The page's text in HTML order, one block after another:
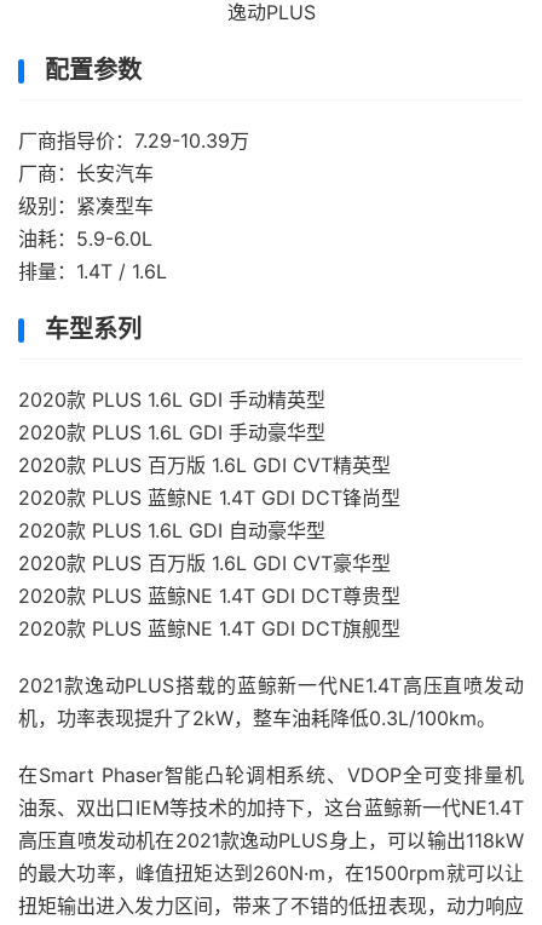
逸动PLUS
配置参数
厂商指导价：7.29-10.39万
厂商：长安汽车
级别：紧凑型车
油耗：5.9-6.0L
排量：1.4T / 1.6L
车型系列
2020款 PLUS 1.6L GDI 手动精英型
2020款 PLUS 1.6L GDI 手动豪华型
2020款 PLUS 百万版 1.6L GDI CVT精英型
2020款 PLUS 蓝鲸NE 1.4T GDI DCT锋尚型
2020款 PLUS 1.6L GDI 自动豪华型
2020款 PLUS 百万版 1.6L GDI CVT豪华型
2020款 PLUS 蓝鲸NE 1.4T GDI DCT尊贵型
2020款 PLUS 蓝鲸NE 1.4T GDI DCT旗舰型
2021款逸动PLUS搭载的蓝鲸新一代NE1.4T高压直喷发动
机，功率表现提升了2kW，整车油耗降低0.3L/100km。
在Smart Phaser智能凸轮调相系统、VDOP全可变排量机
油泵、双出口IEM等技术的加持下，这台蓝鲸新一代NE1.4T
高压直喷发动机在2021款逸动PLUS身上，可以输出118kW
的最大功率，峰值扭矩达到260N·m，在1500rpm就可以让
扭矩输出进入发力区间，带来了不错的低扭表现，动力响应